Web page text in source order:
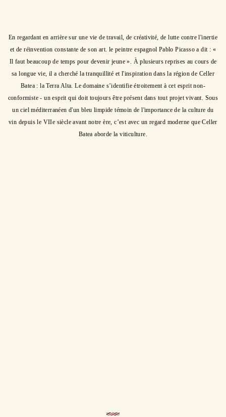
En regardant en arrière sur une vie de travail, de créativité, de lutte contre l'inertie
et de réinvention constante de son art. le peintre espagnol Pablo Picasso a dit : «
Il faut beaucoup de temps pour devenir jeune ». À plusieurs reprises au cours de
sa longue vie, il a cherché la tranquillité et l'inspiration dans la région de Celler
Batea : la Terra Alta. Le domaine s’identifie étroitement à cet esprit non-
conformiste - un esprit qui doit toujours être présent dans tout projet vivant. Sous
un ciel méditerranéen d'un bleu limpide témoin de l'importance de la culture du
vin depuis le VIIe siècle avant notre ère, c’est avec un regard moderne que Celler
Batea aborde la viticulture.